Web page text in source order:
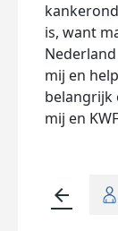
is, want
mij en
belangrijk
mij en
arrow_back